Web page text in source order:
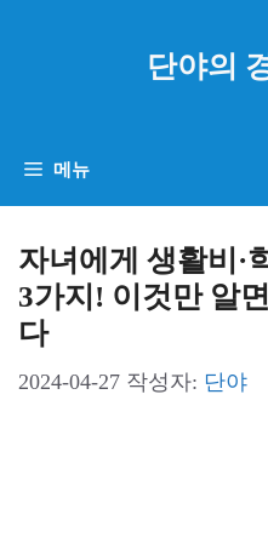
기
단야의
메뉴
자녀에게 생활비·
3가지! 이것만 알
다
2024-04-27 작성자: 단야